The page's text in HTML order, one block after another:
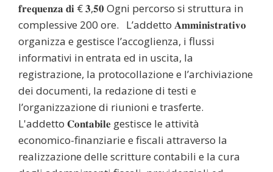
𝐟𝐫𝐞𝐪𝐮𝐞𝐧𝐳𝐚 𝐝𝐢 € 𝟑,𝟓𝟎 Ogni percorso si struttura in
complessive 200 ore. L’addetto 𝐀𝐦𝐦𝐢𝐧𝐢𝐬𝐭𝐫𝐚𝐭𝐢𝐯𝐨
organizza e gestisce l’accoglienza, i flussi
informativi in entrata ed in uscita, la
registrazione, la protocollazione e l’archiviazione
dei documenti, la redazione di testi e
l’organizzazione di riunioni e trasferte.
L'addetto 𝐂𝐨𝐧𝐭𝐚𝐛𝐢𝐥𝐞 gestisce le attività
economico-finanziarie e fiscali attraverso la
realizzazione delle scritture contabili e la cura